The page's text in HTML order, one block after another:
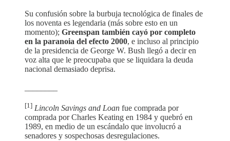
Su confusión sobre la burbuja tecnológica de finales de
los noventa es legendaria (más sobre esto en un
momento); Greenspan también cayó por completo
en la paranoia del efecto 2000, e incluso al principio
de la presidencia de George W. Bush llegó a decir en
voz alta que le preocupaba que se liquidara la deuda
nacional demasiado deprisa.
[1] Lincoln Savings and Loan fue comprada por
comprada por Charles Keating en 1984 y quebró en
1989, en medio de un escándalo que involucró a
senadores y sospechosas desregulaciones.